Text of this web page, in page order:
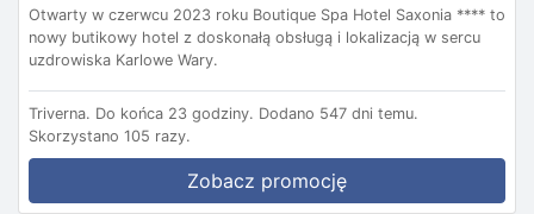
Otwarty w czerwcu 2023 roku Boutique Spa Hotel Saxonia **** to
nowy butikowy hotel z doskonałą obsługą i lokalizacją w sercu
uzdrowiska Karlowe Wary.
Triverna. Do końca 23 godziny. Dodano 547 dni temu.
Skorzystano 105 razy.
Zobacz promocję